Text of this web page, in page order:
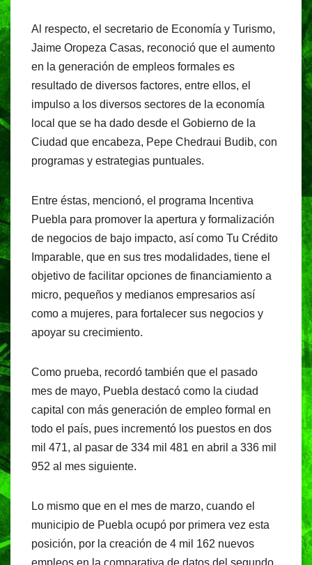
Al respecto, el secretario de Economía y Turismo,
Jaime Oropeza Casas, reconoció que el aumento
en la generación de empleos formales es
resultado de diversos factores, entre ellos, el
impulso a los diversos sectores de la economía
local que se ha dado desde el Gobierno de la
Ciudad que encabeza, Pepe Chedraui Budib, con
programas y estrategias puntuales.
Entre éstas, mencionó, el programa Incentiva
Puebla para promover la apertura y formalización
de negocios de bajo impacto, así como Tu Crédito
Imparable, que en sus tres modalidades, tiene el
objetivo de facilitar opciones de financiamiento a
micro, pequeños y medianos empresarios así
como a mujeres, para fortalecer sus negocios y
apoyar su crecimiento.
Como prueba, recordó también que el pasado
mes de mayo, Puebla destacó como la ciudad
capital con más generación de empleo formal en
todo el país, pues incrementó los puestos en dos
mil 471, al pasar de 334 mil 481 en abril a 336 mil
952 al mes siguiente.
Lo mismo que en el mes de marzo, cuando el
municipio de Puebla ocupó por primera vez esta
posición, por la creación de 4 mil 162 nuevos
empleos en la comparativa de datos del segundo